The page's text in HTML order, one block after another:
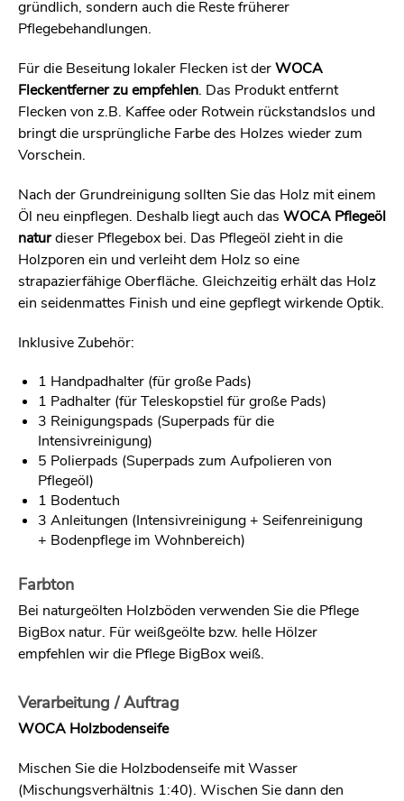
gründlich, sondern auch die Reste früherer
Pflegebehandlungen.
Für die Beseitung lokaler Flecken ist derWOCA
Fleckentferner zu empfehlen. Das Produkt entfernt
Flecken von z.B. Kaffee oder Rotwein rückstandslos und
bringt die ursprüngliche Farbe des Holzes wieder zum
Vorschein.
Nach der Grundreinigung sollten Sie das Holz mit einem
Öl neu einpflegen. Deshalb liegt auch das WOCA Pflegeöl
naturdieser Pflegebox bei. Das Pflegeöl zieht in die
Holzporen ein und verleiht dem Holz so eine
strapazierfähige Oberfläche. Gleichzeitig erhält das Holz
ein seidenmattes Finish und eine gepflegt wirkende Optik.
InklusiveZubehör:
1 Handpadhalter (für große Pads)
1 Padhalter (für Teleskopstiel für große Pads)
3 Reinigungspads (Superpads für die
Intensivreinigung)
5 Polierpads (Superpads zum Aufpolieren von
Pflegeöl)
1 Bodentuch
3 Anleitungen (Intensivreinigung + Seifenreinigung
+ Bodenpflege im Wohnbereich)
Farbton
Bei naturgeölten Holzböden verwenden Sie die Pflege
BigBox natur. Für weißgeölte bzw. helle Hölzer
empfehlen wir die Pflege BigBox weiß.
Verarbeitung / Auftrag
WOCA Holzbodenseife
Mischen Sie die Holzbodenseife mit Wasser
(Mischungsverhältnis 1:40). Wischen Sie dann den